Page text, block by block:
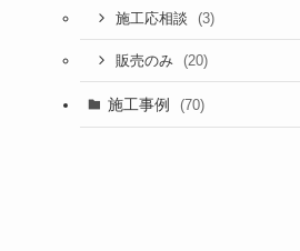
施工応相談 (3)
販売のみ (20)
施工事例 (70)